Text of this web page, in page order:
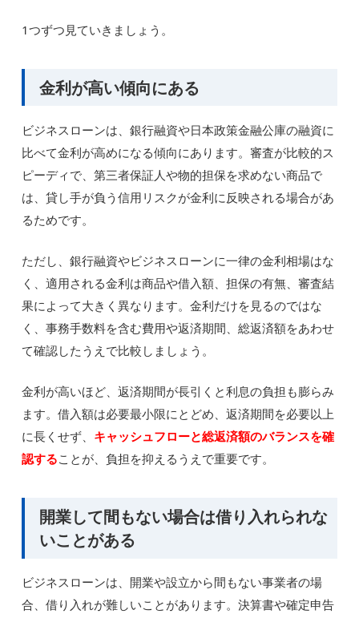
1つずつ見ていきましょう。
金利が高い傾向にある
ビジネスローンは、銀行融資や日本政策金融公庫の融資に
比べて金利が高めになる傾向にあります。審査が比較的ス
ピーディで、第三者保証人や物的担保を求めない商品で
は、貸し手が負う信用リスクが金利に反映される場合があ
るためです。
ただし、銀行融資やビジネスローンに一律の金利相場はな
く、適用される金利は商品や借入額、担保の有無、審査結
果によって大きく異なります。金利だけを見るのではな
く、事務手数料を含む費用や返済期間、総返済額をあわせ
て確認したうえで比較しましょう。
金利が高いほど、返済期間が長引くと利息の負担も膨らみ
ます。借入額は必要最小限にとどめ、返済期間を必要以上
に長くせず、 キャッシュフローと総返済額のバランスを確
認することが、負担を抑えるうえで重要です。
開業して間もない場合は借り入れられな
いことがある
ビジネスローンは、開業や設立から間もない事業者の場
合、借り入れが難しいことがあります。決算書や確定申告